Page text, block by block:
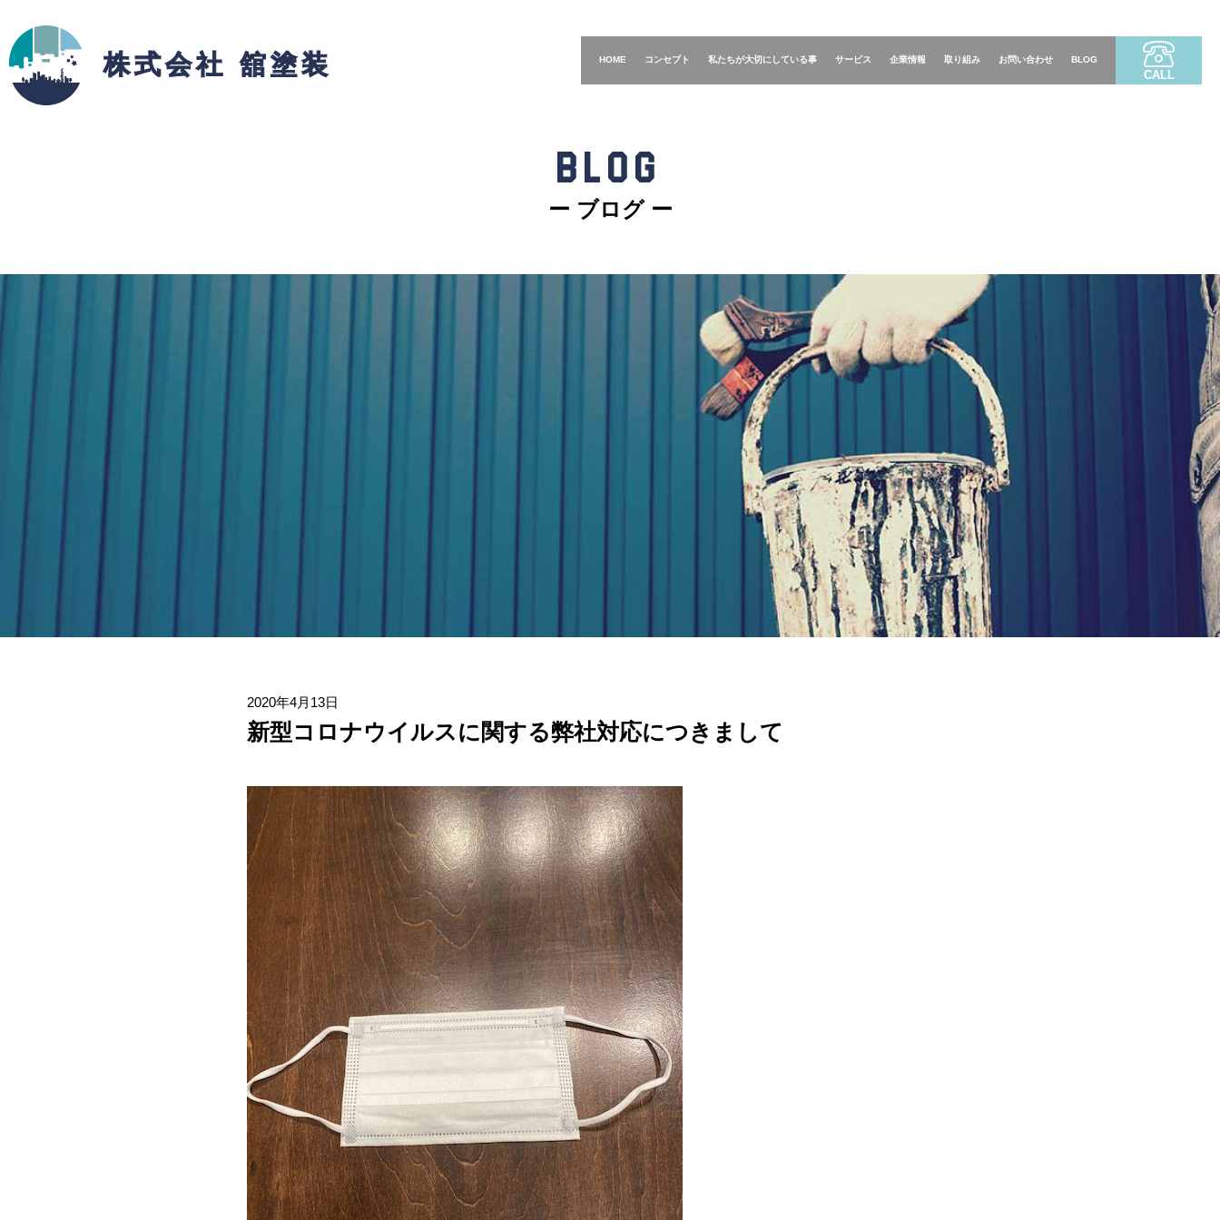
株式会社 舘塗装 HOME コンセプト 私たちが大切にしている事 サービス 企業情報 取り組み お問い合わせ BLOG
CALL
BLOG
ー ブログ ー
2020年4月13日
新型コロナウイルスに関する弊社対応につきまして